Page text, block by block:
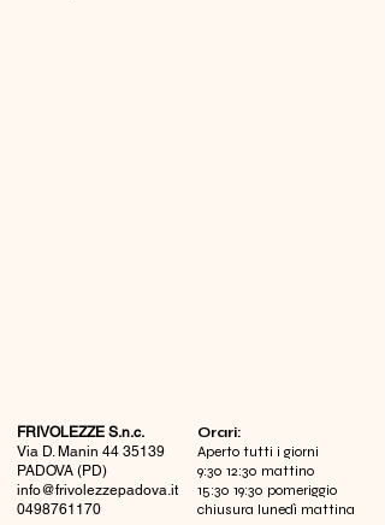
FRIVOLEZZE S.n.c.
Via D. Manin 44 35139
PADOVA (PD)
info@frivolezzepadova.it
0498761170
​Orari:
Aperto tutti i giorni
9:30 12:30 mattino
15:30 19:30 pomeriggio
chiusura lunedì mattina